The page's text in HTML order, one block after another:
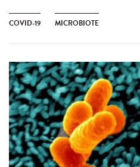
COVID-19 MICROBIOTE